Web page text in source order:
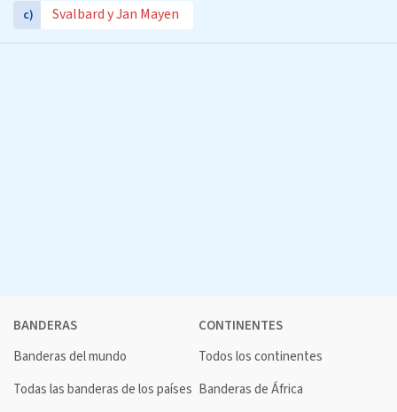
c) Svalbard y Jan Mayen
BANDERAS
Banderas del mundo
Todas las banderas de los países
CONTINENTES
Todos los continentes
Banderas de África